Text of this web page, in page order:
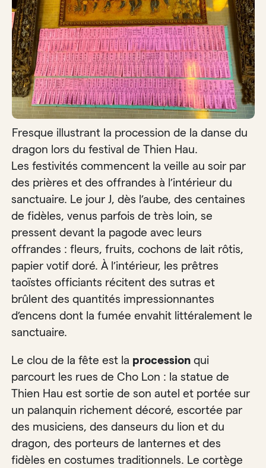
Fresque illustrant la procession de la danse du
dragon lors du festival de Thien Hau.
Les festivités commencent la veille au soir par
des prières et des offrandes à l’intérieur du
sanctuaire. Le jour J, dès l’aube, des centaines
de fidèles, venus parfois de très loin, se
pressent devant la pagode avec leurs
offrandes : fleurs, fruits, cochons de lait rôtis,
papier votif doré. À l’intérieur, les prêtres
taoïstes officiants récitent des sutras et
brûlent des quantités impressionnantes
d’encens dont la fumée envahit littéralement le
sanctuaire.
Le clou de la fête est la procession qui
parcourt les rues de Cho Lon : la statue de
Thien Hau est sortie de son autel et portée sur
un palanquin richement décoré, escortée par
des musiciens, des danseurs du lion et du
dragon, des porteurs de lanternes et des
fidèles en costumes traditionnels. Le cortège